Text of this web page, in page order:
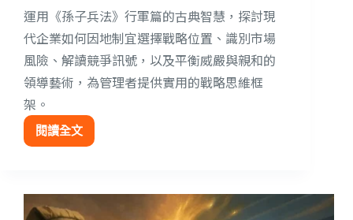
運用《孫子兵法》行軍篇的古典智慧，探討現
代企業如何因地制宜選擇戰略位置、識別市場
風險、解讀競爭訊號，以及平衡威嚴與親和的
領導藝術，為管理者提供實用的戰略思維框
架。
閱讀全文